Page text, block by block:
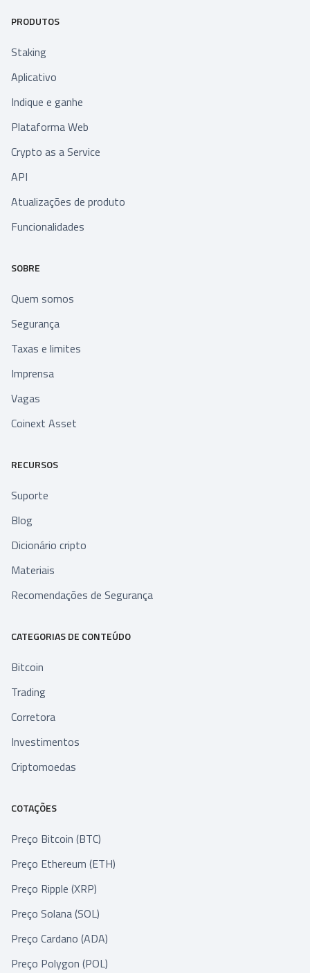
PRODUTOS
Staking
Aplicativo
Indique e ganhe
Plataforma Web
Crypto as a Service
API
Atualizações de produto
Funcionalidades
SOBRE
Quem somos
Segurança
Taxas e limites
Imprensa
Vagas
Coinext Asset
RECURSOS
Suporte
Blog
Dicionário cripto
Materiais
Recomendações de Segurança
CATEGORIAS DE CONTEÚDO
Bitcoin
Trading
Corretora
Investimentos
Criptomoedas
COTAÇÕES
Preço Bitcoin (BTC)
Preço Ethereum (ETH)
Preço Ripple (XRP)
Preço Solana (SOL)
Preço Cardano (ADA)
Preço Polygon (POL)